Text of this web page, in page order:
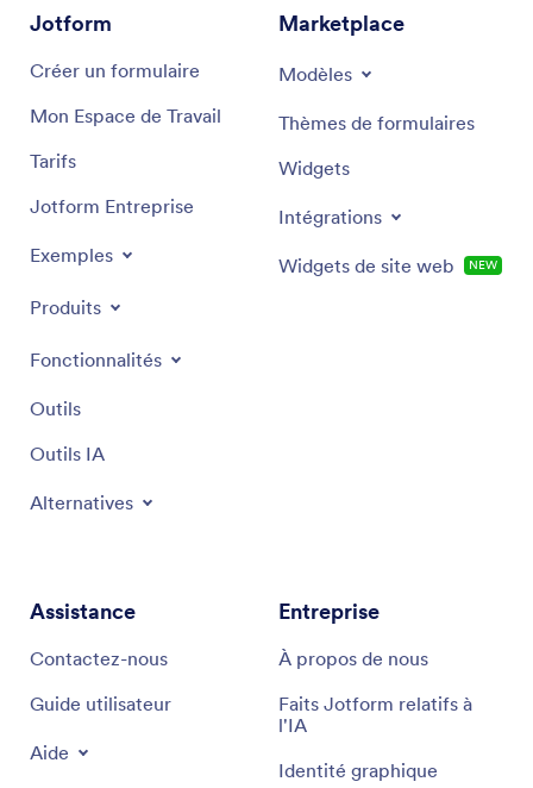
Jotform
Créer un formulaire
Mon Espace de Travail
Tarifs
Jotform Entreprise
Exemples
Produits
Fonctionnalités
Outils
Outils IA
Alternatives
Marketplace
Modèles
Thèmes de formulaires
Widgets
Intégrations
Widgets de site web NEW
Assistance
Contactez-nous
Guide utilisateur
Aide
Entreprise
À propos de nous
Faits Jotform relatifs à
l'IA
Identité graphique